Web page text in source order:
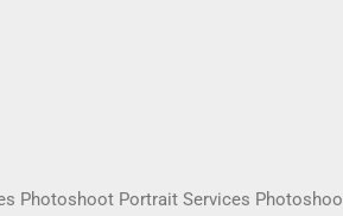
Photoshoot Portrait Services